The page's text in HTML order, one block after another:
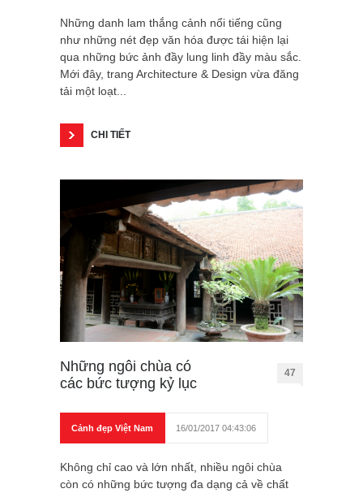
Những danh lam thắng cảnh nổi tiếng cũng
như những nét đẹp văn hóa được tái hiện lại
qua những bức ảnh đầy lung linh đầy màu sắc.
Mới đây, trang Architecture & Design vừa đăng
tải một loạt...
CHI TIẾT
Những ngôi chùa có
các bức tượng kỷ lục
47
Cảnh đẹp Việt Nam 16/01/2017 04:43:06
Không chỉ cao và lớn nhất, nhiều ngôi chùa
còn có những bức tượng đa dạng cả về chất